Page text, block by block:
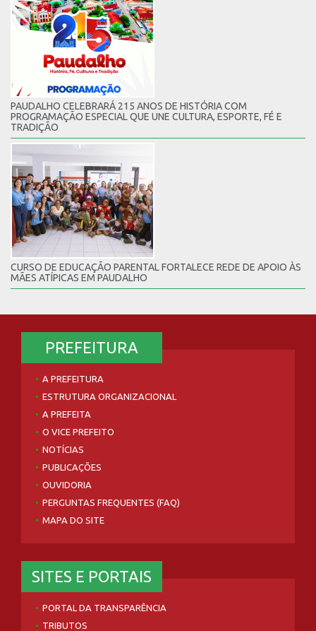
PAUDALHO CELEBRARÁ 215 ANOS DE HISTÓRIA COM
PROGRAMAÇÃO ESPECIAL QUE UNE CULTURA, ESPORTE, FÉ E
TRADIÇÃO
CURSO DE EDUCAÇÃO PARENTAL FORTALECE REDE DE APOIO ÀS
MÃES ATÍPICAS EM PAUDALHO
PREFEITURA
A PREFEITURA
ESTRUTURA ORGANIZACIONAL
A PREFEITA
O VICE PREFEITO
NOTÍCIAS
PUBLICAÇÕES
OUVIDORIA
PERGUNTAS FREQUENTES (FAQ)
MAPA DO SITE
SITES E PORTAIS
PORTAL DA TRANSPARÊNCIA
TRIBUTOS